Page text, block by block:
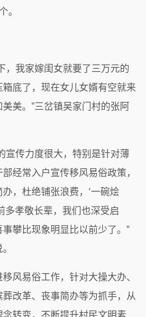
。
，我家嫁闺女就要了三万元的
底了，现在女儿女婿有空就来
美。”三岔镇吴家门村的张阿
宣传力度很大，特别是针对薄
经常入户宣传移风易俗政策，
，杜绝铺张浪费，‘一碗烩
多孝敬长辈，我们也深受启
攀比现象明显比以前少了。”
风易俗工作，针对大操大办、
改革、丧事简办等为抓手，从
转变，不断提升村民文明素